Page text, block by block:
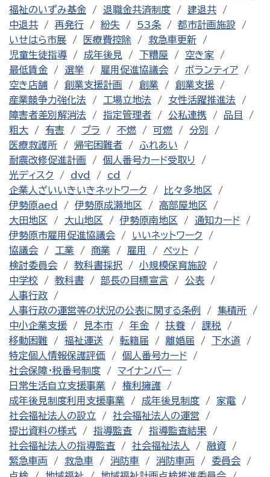
福祉のいずみ基金
退職金共済制度
建退共
中退共
再発行 紛失 53条
都市計画施設
いせはら市展
医療費控除
救急車更新
児童生徒指導
成年後見 下糟屋
空き家
最低賃金
選挙 雇用促進協議会
ボランティア
空き店舗
創業支援計画 創業
創業支援
産業競争力強化法
工場立地法
女性活躍推進法
障害者差別解消法
指定管理者 公私連携
品目
粗大
有害 プラ 不燃 可燃
分別
医療救護所
帰宅困難者
ふれあい
耐震改修促進計画
個人番号カード受取り
光ディスク
dvd
cd
企業人ざいいきいきネットワーク
比々多地区
伊勢原aed
伊勢原成瀬地区
高部屋地区
大田地区
大山地区 伊勢原南地区
通知カード
伊勢原市雇用促進協議会
いいネットワーク
協議会
工業 商業 雇用
ペット
検討委員会
教科書採択
小規模保育施設
中学校
教科書 部長の目標宣言
公表
人事行政
人事行政の運営等の状況の公表に関する条例
集積所
中小企業支援
見本市 年金 扶養
課税
移動困難
福祉運送 転籍届 離婚届
下水道
特定個人情報保護評価
個人番号カード
社会保障・税番号制度
マイナンバー
日常生活自立支援事業
権利擁護
成年後見制度利用支援事業
成年後見制度
家電
社会福祉法人の設立
社会福祉法人の運営
提出資料の様式
指導監査
指導監査結果
社会福祉法人の指導監査
社会福祉法人
融資
緊急車両
救急車 消防車 消防車両
委員会